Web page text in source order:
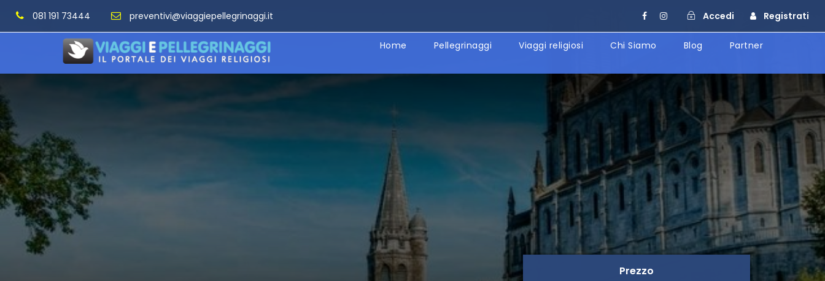
081 191 73444 preventivi@viaggiepellegrinaggi.it Accedi Registrati
Home Pellegrinaggi Viaggi religiosi Chi Siamo Blog Partner
Prezzo
Prezzo